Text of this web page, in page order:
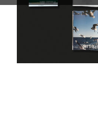
digital
identity